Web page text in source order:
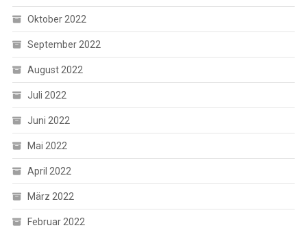
Oktober 2022
September 2022
August 2022
Juli 2022
Juni 2022
Mai 2022
April 2022
März 2022
Februar 2022